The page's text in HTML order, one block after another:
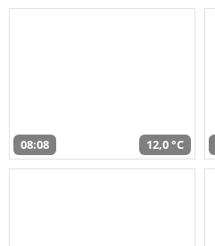
08:08 12,0 °C